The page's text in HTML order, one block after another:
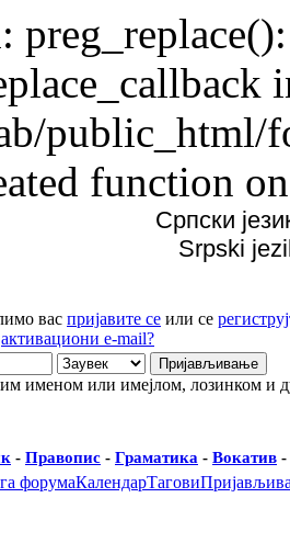
public_html/
function
Српски
Srpski
вас пријавите се или се
активациони e-mail?
именом или имејлом, лозинком и
- Правопис - Граматика - Вокатив -
форумаКалендарТагови